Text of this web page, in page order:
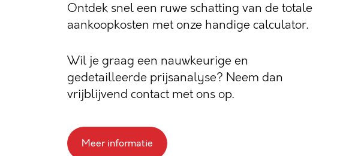
Ontdek snel een ruwe schatting van de totale
aankoopkosten met onze handige calculator.
Wil je graag een nauwkeurige en
gedetailleerde prijsanalyse? Neem dan
vrijblijvend contact met ons op.
Meer informatie